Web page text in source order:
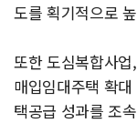
도를 획기적으로
또한 도심복합사
매입임대주택 확
택공급 성과를 조